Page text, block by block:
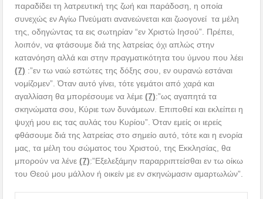
παραδίδει τη λατρευτική της ζωή και παράδοση, η οποία
συνεχώς εν Αγίω Πνεύματι ανανεώνεται και ζωογονεί τα μέλη
της, οδηγώντας τα εις σωτηρίαν “εν Χριστώ Ιησού”. Πρέπει,
λοιπόν, να φτάσουμε διά της λατρείας όχι απλώς στην
κατανόηση αλλά και στην πραγματικότητα του ύμνου που λέει
(7) :”εν τω ναώ εστώτες της δόξης σου, εν ουρανώ εστάναι
νομίζομεν”. Όταν αυτό γίνει, τότε γεμάτοι από χαρά και
αγαλλίαση θα μπορέσουμε να λέμε(7):”ως αγαπητά τα
σκηνώματα σου, Κύριε των δυνάμεων. Επιποθεί και εκλείπει η
ψυχή μου εις τας αυλάς του Κυρίου”. Όταν εμείς οι ιερείς
φθάσουμε διά της λατρείας στο σημείο αυτό, τότε και η ενορία
μας, τα μέλη του σώματος του Χριστού, της Εκκλησίας, θα
μπορούν να λένε(7):”Εξελεξάμην παραρριπτείσθαι εν τω οίκω
του Θεού μου μάλλον ή οικείν με εν σκηνώμασιν αμαρτωλών”.